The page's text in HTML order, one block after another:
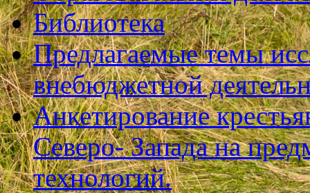
Библиотека
Предлагаемые темы
внебюджетной
Анкетирование
Северо- Запада на
технологий.